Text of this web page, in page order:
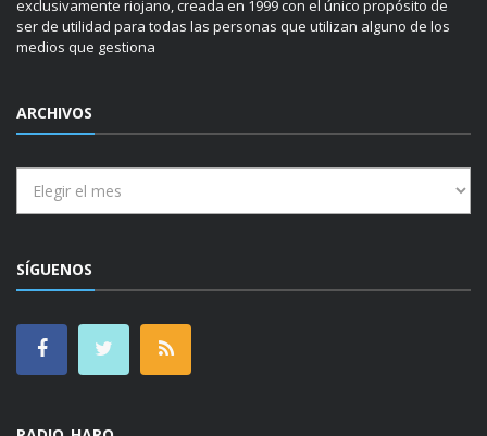
exclusivamente riojano, creada en 1999 con el único propósito de
ser de utilidad para todas las personas que utilizan alguno de los
medios que gestiona
ARCHIVOS
SÍGUENOS